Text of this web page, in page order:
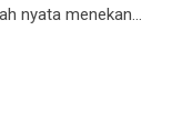
nyata menekan…